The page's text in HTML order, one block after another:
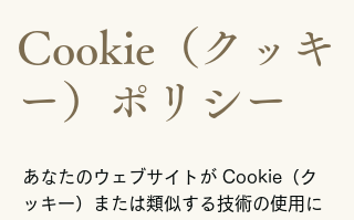
Cookie（クッキ
ー）ポリシー
あなたのウェブサイトが Cookie（ク
ッキー）または類似する技術の使用に